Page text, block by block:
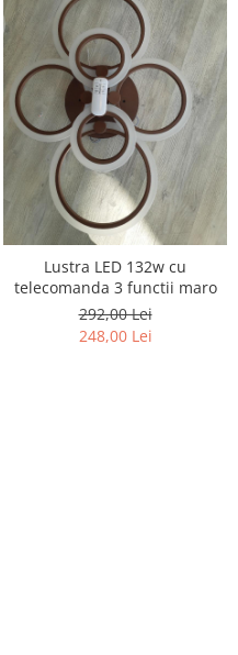
Lustra LED 132w cu
telecomanda 3 functii maro
292,00 Lei
248,00 Lei